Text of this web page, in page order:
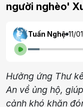
người nghèo'
Tuấn Nghệ 11/
Hưởng ứng Thư
An về ủng hộ,
cảnh khó khăn